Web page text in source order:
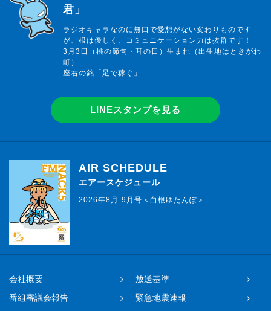
君」
ラジオキャラなのに無口で愛想がない変わりものです
が、根は優しく、コミュニケーション力は抜群です！
3月3日（桃の節句・耳の日）生まれ（出生地はときがわ
町）
座右の銘「足で稼ぐ」
LINEスタンプを見る
AIR SCHEDULE
エアースケジュール
2026年8月-9月号＜白根ゆたんぽ＞
会社概要
放送基準
番組審議会報告
緊急地震速報